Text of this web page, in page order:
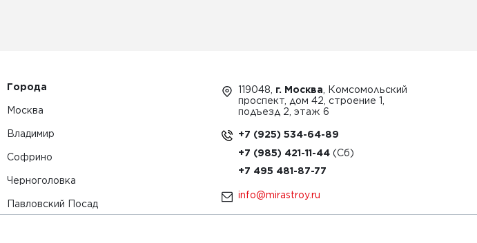
Города
Москва
Владимир
Софрино
Черноголовка
Павловский Посад
119048, г. Москва , Комсомольский
проспект, дом 42, строение 1,
подъезд 2, этаж 6
+7 (925) 534-64-89
+7 (985) 421-11-44
+7 495 481-87-77
info@mirastroy.ru